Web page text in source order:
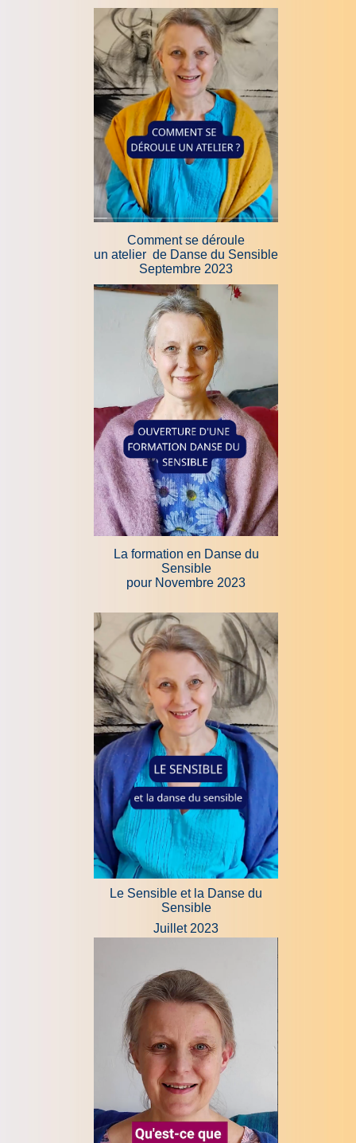
Comment se déroule
un atelier de Danse du Sensible
Septembre 2023
La formation en Danse du
Sensible
pour Novembre 2023
Le Sensible et la Danse du
Sensible
Juillet 2023